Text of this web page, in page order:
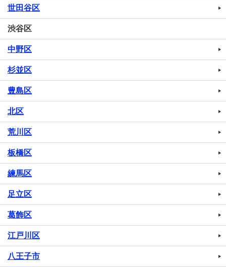
世田谷区
渋谷区
中野区
杉並区
豊島区
北区
荒川区
板橋区
練馬区
足立区
葛飾区
江戸川区
八王子市